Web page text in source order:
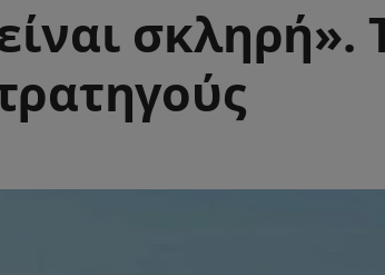
σκληρή».